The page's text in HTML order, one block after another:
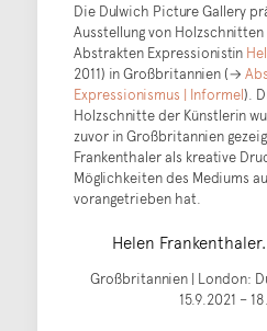
Die Dulwich Picture Gallery
Ausstellung von
Abstrakten Expressionistin
2011) in Großbritannien (→
Expressionismus | Informel).
Holzschnitte der Künstlerin
zuvor in Großbritannien
Frankenthaler als kreative
Möglichkeiten des Mediums
vorangetrieben hat.
Helen
Großbritannien | London:
15.9.2021 –